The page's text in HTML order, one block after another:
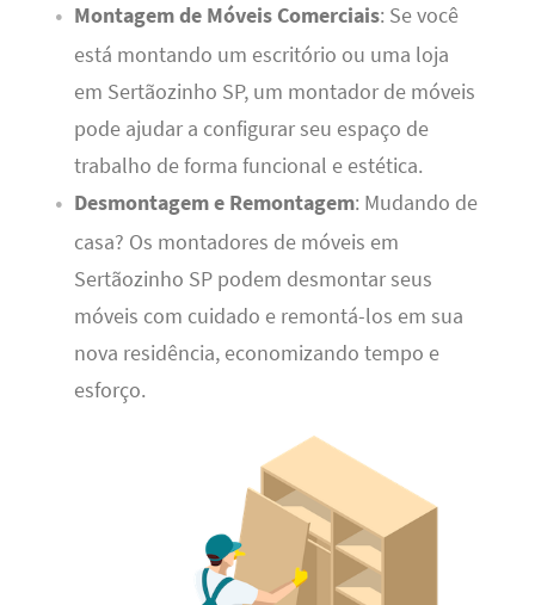
Montagem de Móveis Comerciais: Se você
está montando um escritório ou uma loja
em Sertãozinho SP, um montador de móveis
pode ajudar a configurar seu espaço de
trabalho de forma funcional e estética.
Desmontagem e Remontagem: Mudando de
casa? Os montadores de móveis em
Sertãozinho SP podem desmontar seus
móveis com cuidado e remontá-los em sua
nova residência, economizando tempo e
esforço.